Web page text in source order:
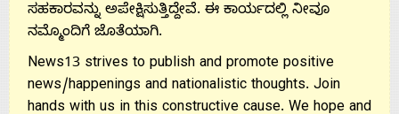
ಸಹಕಾರವನ್ನು ಅಪೇಕ್ಷಿಸುತ್ತಿದ್ದೇವೆ. ಈ ಕಾರ್ಯದಲ್ಲಿ ನೀವೂ
ನಮ್ಮೊಂದಿಗೆ ಜೊತೆಯಾಗಿ.
News13 strives to publish and promote positive
news/happenings and nationalistic thoughts. Join
hands with us in this constructive cause. We hope and